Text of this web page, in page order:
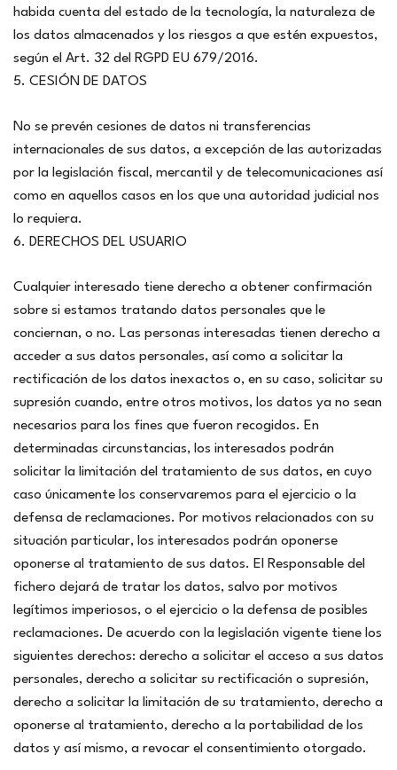
habida cuenta del estado de la tecnología, la naturaleza de
los datos almacenados y los riesgos a que estén expuestos,
según el Art. 32 del RGPD EU 679/2016.
5. CESIÓN DE DATOS
No se prevén cesiones de datos ni transferencias
internacionales de sus datos, a excepción de las autorizadas
por la legislación fiscal, mercantil y de telecomunicaciones así
como en aquellos casos en los que una autoridad judicial nos
lo requiera.
6. DERECHOS DEL USUARIO
Cualquier interesado tiene derecho a obtener confirmación
sobre si estamos tratando datos personales que le
conciernan, o no. Las personas interesadas tienen derecho a
acceder a sus datos personales, así como a solicitar la
rectificación de los datos inexactos o, en su caso, solicitar su
supresión cuando, entre otros motivos, los datos ya no sean
necesarios para los fines que fueron recogidos. En
determinadas circunstancias, los interesados podrán
solicitar la limitación del tratamiento de sus datos, en cuyo
caso únicamente los conservaremos para el ejercicio o la
defensa de reclamaciones. Por motivos relacionados con su
situación particular, los interesados podrán oponerse
oponerse al tratamiento de sus datos. El Responsable del
fichero dejará de tratar los datos, salvo por motivos
legítimos imperiosos, o el ejercicio o la defensa de posibles
reclamaciones. De acuerdo con la legislación vigente tiene los
siguientes derechos: derecho a solicitar el acceso a sus datos
personales, derecho a solicitar su rectificación o supresión,
derecho a solicitar la limitación de su tratamiento, derecho a
oponerse al tratamiento, derecho a la portabilidad de los
datos y así mismo, a revocar el consentimiento otorgado.